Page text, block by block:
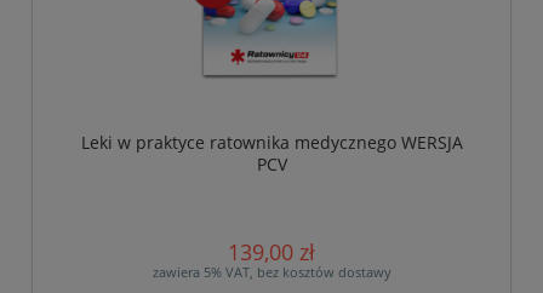
Leki w praktyce ratownika medycznego WERSJA
PCV
139,00 zł
zawiera 5% VAT, bez kosztów dostawy